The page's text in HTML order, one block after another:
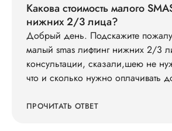
Какова стоимость малого
нижних 2/3 лица?
Добрый день. Подскажите
малый smas лифтинг нижних 2/3 лица.
консультации, сказали,шею не
что и сколько нужно оплачивать дополнительно?
Сколько ждать с момента
ПРОЧИТАТЬ ОТВЕТ